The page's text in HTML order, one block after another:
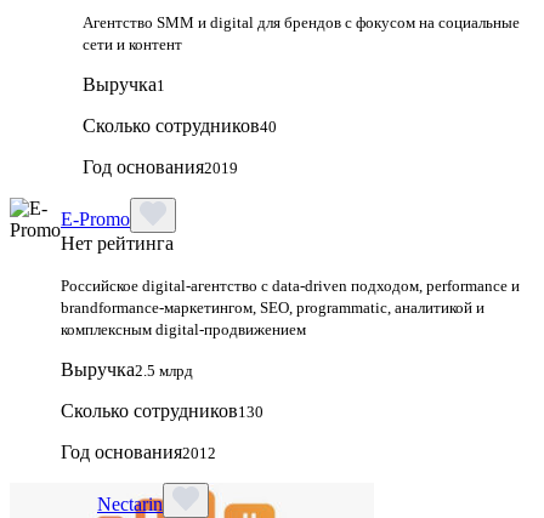
Агентство SMM и digital для брендов с фокусом на социальные
сети и контент
Выручка1
Сколько сотрудников40
Год основания2019
E-Promo
Нет рейтинга
Российское digital-агентство с data-driven подходом, performance и
brandformance-маркетингом, SEO, programmatic, аналитикой и
комплексным digital-продвижением
Выручка2.5 млрд
Сколько сотрудников130
Год основания2012
Nectarin